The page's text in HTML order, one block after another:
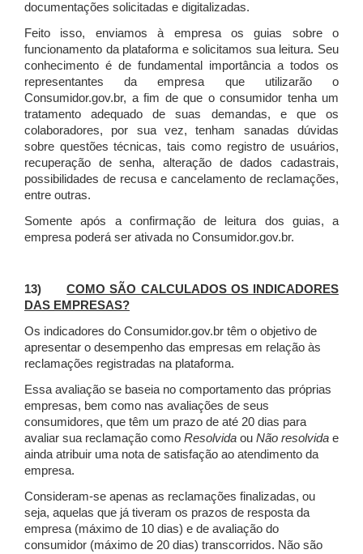
documentações solicitadas e digitalizadas.
Feito isso, enviamos à empresa os guias sobre o
funcionamento da plataforma e solicitamos sua leitura. Seu
conhecimento é de fundamental importância a todos os
representantes da empresa que utilizarão o
Consumidor.gov.br, a fim de que o consumidor tenha um
tratamento adequado de suas demandas, e que os
colaboradores, por sua vez, tenham sanadas dúvidas
sobre questões técnicas, tais como registro de usuários,
recuperação de senha, alteração de dados cadastrais,
possibilidades de recusa e cancelamento de reclamações,
entre outras.
Somente após a confirmação de leitura dos guias, a
empresa poderá ser ativada no Consumidor.gov.br.
13)COMO SÃO CALCULADOS OS INDICADORES
DAS EMPRESAS?
Os indicadores do Consumidor.gov.br têm o objetivo de
apresentar o desempenho das empresas em relação às
reclamações registradas na plataforma.
Essa avaliação se baseia no comportamento das próprias
empresas, bem como nas avaliações de seus
consumidores, que têm um prazo de até 20 dias para
avaliar sua reclamação como Resolvida ou Não resolvida e
ainda atribuir uma nota de satisfação ao atendimento da
empresa.
Consideram-se apenas as reclamações finalizadas, ou
seja, aquelas que já tiveram os prazos de resposta da
empresa (máximo de 10 dias) e de avaliação do
consumidor (máximo de 20 dias) transcorridos. Não são